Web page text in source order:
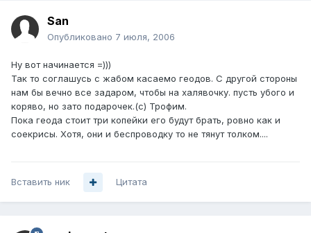
San
Опубликовано 7 июля, 2006
Ну вот начинается =)))
Так то соглашусь с жабом касаемо геодов. С другой стороны
нам бы вечно все задаром, чтобы на халявочку. пусть убого и
коряво, но зато подарочек.(с) Трофим.
Пока геода стоит три копейки его будут брать, ровно как и
соекрисы. Хотя, они и беспроводку то не тянут толком....
Вставить ник Цитата